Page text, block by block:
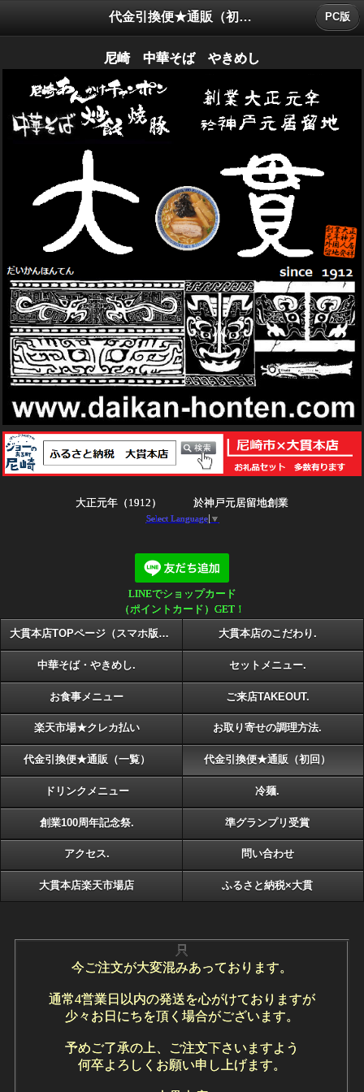
代金引換便★通販（初回） PC版
尼崎 中華そば やきめし
大正元年（1912） 於神戸元居留地創業
Select Language ▼
LINEでショップカード
（ポイントカード）GET！
大貫本店TOPページ（スマホ版） 大貫本店のこだわり.
中華そば・やきめし. セットメニュー.
お食事メニュー ご来店TAKEOUT.
楽天市場★クレカ払い お取り寄せの調理方法.
代金引換便★通販（一覧） 代金引換便★通販（初回）
ドリンクメニュー 冷麺.
創業100周年記念祭. 準グランプリ受賞
アクセス. 問い合わせ
大貫本店楽天市場店 ふるさと納税×大貫
只
今ご注文が大変混みあっております。
通常4営業日以内の発送を心がけておりますが
少々お日にちを頂く場合がございます。
予めご了承の上、ご注文下さいますよう
何卒よろしくお願い申し上げます。